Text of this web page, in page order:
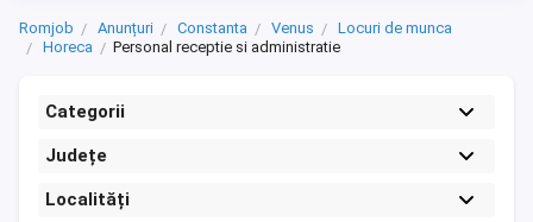
Romjob Anunțuri Constanta Venus
Locuri de munca
Horeca
Personal receptie si administratie
Categorii
Județe
Localități